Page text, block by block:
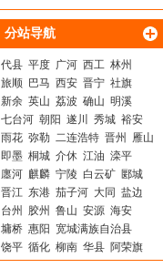
分站导航
代县 平度 广河 西工 林州
旅顺
巴马 西安 晋宁 社旗
新余 英山 荔波 确山 明溪
七台河 朝阳 遂川 秀城 裕安
雨花 弥勒 二连浩特 晋州
雁山
即墨 桐城 介休 江油 滦平
廛河 麒麟 宁陵 白云矿 郾城
晋江 东港 茄子河 大同 盐边
台州
胶州 鲁山 安源 海安
墉桥 惠阳 宽城满族自治县
饶平 循化 柳南 华县 阿荣旗